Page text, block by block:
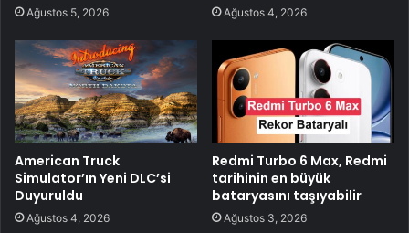
Ağustos 5, 2026 Ağustos 4, 2026
American Truck
Simulator’ın Yeni DLC’si
Duyuruldu
Ağustos 4, 2026
Redmi Turbo 6 Max, Redmi
tarihinin en büyük
bataryasını taşıyabilir
Ağustos 3, 2026